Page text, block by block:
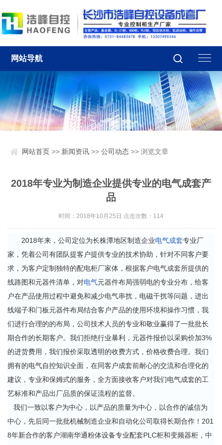
网站导航
网站首页 >> 新闻资讯 >>公司动态 >> 浏览文章
2018年专业为制造企业提供专业的电气成套产
品
时间：2018年10月25日 点击次数： 114
2018年来，公司定位为长株潭地区制造企业电气成套专业厂
家，凭着公司有团队提客户提供专业的技术协助，针对不同客户要
求，为客户定制独特的配电柜厂家体，根据客户电气成套所提供的
线路图和元器件清单，对电气元器件布局强弱电的专业分布，给客
户在产品使用过程中避免和减少电气串扰，电磁干扰等问题，进出
线端子和门板元器件布局结合客户产品的使用环境和操作习惯，我
们进行合理的的布局，公司技术人员的专业和敬业赢得了一批批长
期合作的长期客户。我们拒绝行业暴利，元器件报价以采购价加3%
的进货费用，我们报价采取透明的收费方式，价格收费合理。我们
拥有的电气自控知识全面，在同客户成套前耐心的交流和合理化的
建议，专业和保姆式的服务，全方面接收客户对我们电气成套的工
艺标准和产品出厂品质的保证流程的监督。
我们一致以客户为中心，以产品的质量为中心，以合作的诚信为
中心，先后同一批批机械制造企业和自动化公司取得长期合作！201
8年新合作的客户湖南华通粉体设备专业配套PLC柜和变频器柜，中